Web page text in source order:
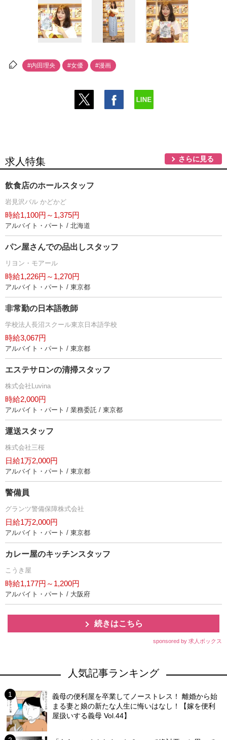
#内田理央 #女優 #漫画
求人特集 さらに見る
飲食店のホールスタッフ
見沢バル かどかど
時給1,100円～1,375円
アルバイト・パート / 北海道
パン屋さんでの品出しスタッフ
リヨン・モアール
時給1,226円～1,270円
アルバイト・パート / 東京都
非常勤の日本語教師
学校法人長沼スクール東京日本語学校
時給3,067円
アルバイト・パート / 東京都
エステサロンの清掃スタッフ
株式会社Luvina
時給2,000円
アルバイト・パート / 業務委託 / 東京都
運送スタッフ
株式会社三桜
日給1万2,000円
アルバイト・パート / 東京都
警備員
グランツ警備保障株式会社
日給1万2,000円
アルバイト・パート / 東京都
カレー屋のキッチンスタッフ
こうき屋
時給1,177円～1,200円
アルバイト・パート / 大阪府
続きはこちら
sponsored by 求人ボックス
人気記事ランキング
義母の便利屋を卒業してノーストレス！ 離婚から始
まる妻と娘の新たな人生に悔いはなし！【嫁を便利
屋扱いする義母 Vol.44】